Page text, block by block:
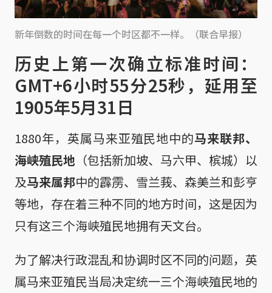
新年倒数的时间在每一个时区都不一样。（联合早报）
历史上第一次确立标准时间：
GMT+6小时55分25秒，延用至
1905年5月31日
1880年，英属马来亚殖民地中的马来联邦、
海峡殖民地 （包括新加坡、马六甲、槟城）以
及马来属邦中的霹雳、雪兰莪、森美兰和彭亨
等地，存在着三种不同的地方时间，这是因为
只有这三个海峡殖民地拥有天文台。
为了解决行政混乱和协调时区不同的问题，英
属马来亚殖民当局决定统一三个海峡殖民地的